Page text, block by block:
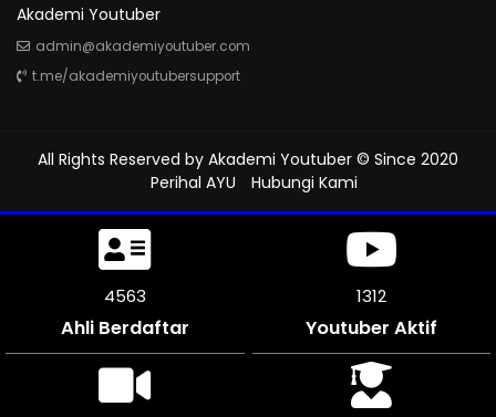
Akademi Youtuber
admin@akademiyoutuber.com
t.me/akademiyoutubersupport
All Rights Reserved by Akademi Youtuber © Since 2020
Perihal AYU
Hubungi Kami
5013
Ahli Berdaftar
1312
Youtuber Aktif